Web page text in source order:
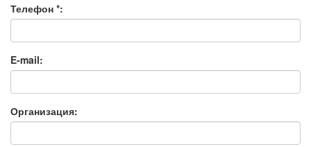
Телефон *:
E-mail:
Организация: